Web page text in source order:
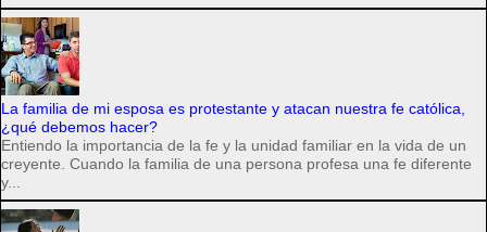
La familia de mi esposa es protestante y atacan nuestra fe católica,
¿qué debemos hacer?
Entiendo la importancia de la fe y la unidad familiar en la vida de un
creyente. Cuando la familia de una persona profesa una fe diferente
y...